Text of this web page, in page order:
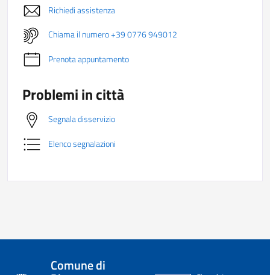
Richiedi assistenza
Chiama il numero +39 0776 949012
Prenota appuntamento
Problemi in città
Segnala disservizio
Elenco segnalazioni
Comune di